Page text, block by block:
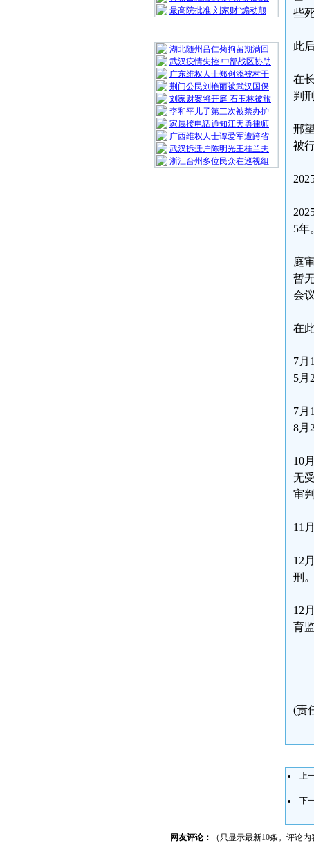
最高院批准 刘家财“煽动颠
湖北随州吕仁菊拘留期满回
武汉疫情失控 中部战区协助
广东维权人士郑创添被村干
荆门公民刘艳丽被武汉国保
刘家财案将开庭 石玉林被旅
李和平儿子第三次被禁办护
家属接电话通知江天勇律师
广西维权人士谭爱军遭跨省
武汉拆迁户陈明光王桂兰夫
浙江台州多位民众在巡视组
些
此
在
判
邢
被
5年。
庭
暂
会
在
7月
5月
7月
8月
10
无
审
11
12
刑
12
育
(责
上
下
网友评论： （只显示最新10条。评论